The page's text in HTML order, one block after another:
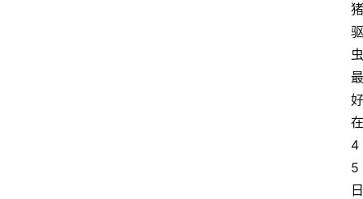
猪
驱
虫
最
好
在
4
5
日